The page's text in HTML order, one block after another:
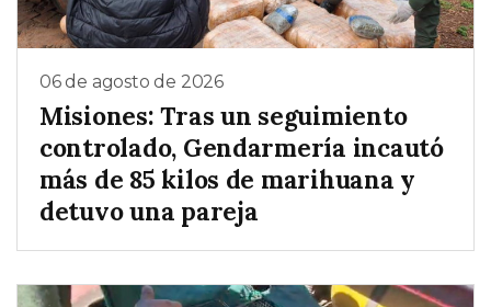
06 de agosto de 2026
Misiones: Tras un seguimiento
controlado, Gendarmería incautó
más de 85 kilos de marihuana y
detuvo una pareja